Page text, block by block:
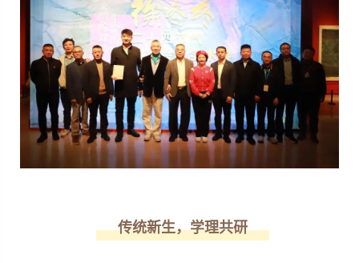
传统新生，学理共研